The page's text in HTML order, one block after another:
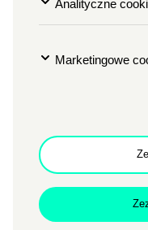
Plenerowe Pałacowe
Al. Niepodległości)
biletów online.
„FATHER MOTHER
ostatniego festiwalu w
Analityczne
Marketingowe